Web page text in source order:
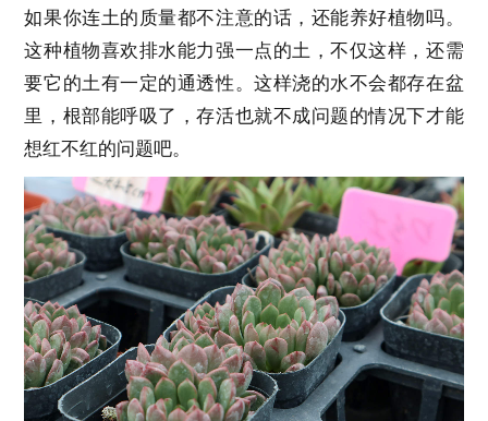
如果你连土的质量都不注意的话，还能养好植物吗。
这种植物喜欢排水能力强一点的土，不仅这样，还需
要它的土有一定的通透性。这样浇的水不会都存在盆
里，根部能呼吸了，存活也就不成问题的情况下才能
想红不红的问题吧。